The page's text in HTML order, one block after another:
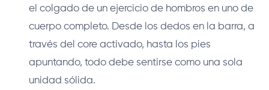
el colgado de un ejercicio de hombros en uno de
cuerpo completo. Desde los dedos en la barra, a
través del core activado, hasta los pies
apuntando, todo debe sentirse como una sola
unidad sólida.